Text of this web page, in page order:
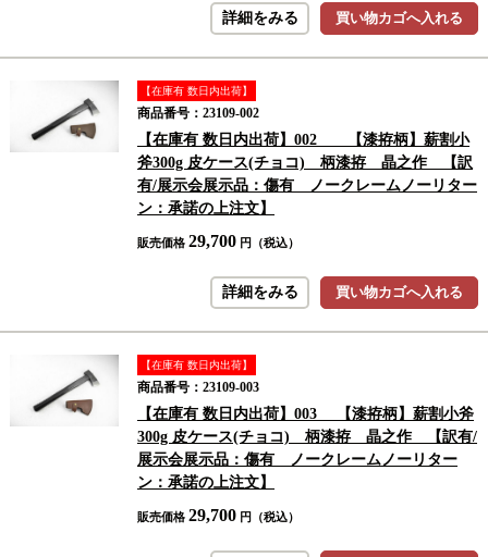
買い物カゴへ入れる
詳細をみる
【在庫有 数日内出荷】
商品番号：23109-002
【在庫有 数日内出荷】002 【漆拵柄】薪割小
斧300g 皮ケース(チョコ) 柄漆拵 晶之作 【訳
有/展示会展示品：傷有 ノークレームノーリター
ン：承諾の上注文】
販売価格 29,700 円（税込）
買い物カゴへ入れる
詳細をみる
【在庫有 数日内出荷】
商品番号：23109-003
【在庫有 数日内出荷】003 【漆拵柄】薪割小斧
300g 皮ケース(チョコ) 柄漆拵 晶之作 【訳有/
展示会展示品：傷有 ノークレームノーリター
ン：承諾の上注文】
販売価格 29,700 円（税込）